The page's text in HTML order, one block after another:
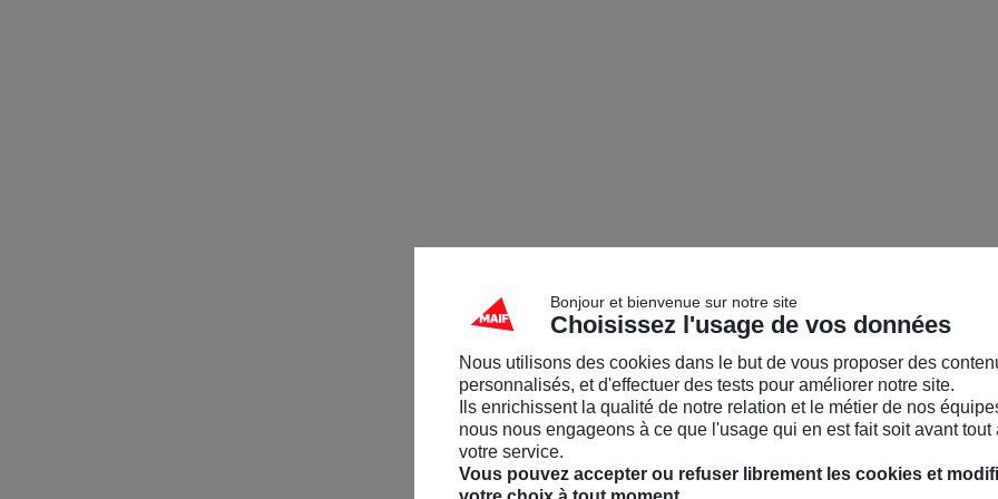
Bonjour et bienvenue sur notre site
Choisissez l'usage de vos données
Nous utilisons des cookies dans le but de vous proposer des
personnalisés, et d'effectuer des tests pour améliorer notre site.
Ils enrichissent la qualité de notre relation et le métier de nos
nous nous engageons à ce que l'usage qui en est fait soit avant tout
votre service.
Vous pouvez accepter ou refuser librement les cookies et